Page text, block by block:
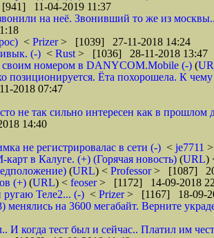
11-04-2019 11:37
на неё. Звонивший то же из
< Prizer> [1039] 27-11-2018 14:24
(-) < Rust > [1036] 28-11-2018 13:47
своим номером в DANYCOM.Mobile (-) (
Ёта похорошела. К
2018 07:47
не так сильно интересен как в
14:40
не регистрировалас в сети (-) < je7711
в Калуге. (+) (Горячая новость) (URL)
(URL) < Professor> [1087]
(+) (URL) < feoser> [1172] 14-09-2018
ругаю Теле2... (-) < Prizer> [1167] 18-09-
на 3600 мегабайт. Верните
И когда тест был и сейчас.. Платил им